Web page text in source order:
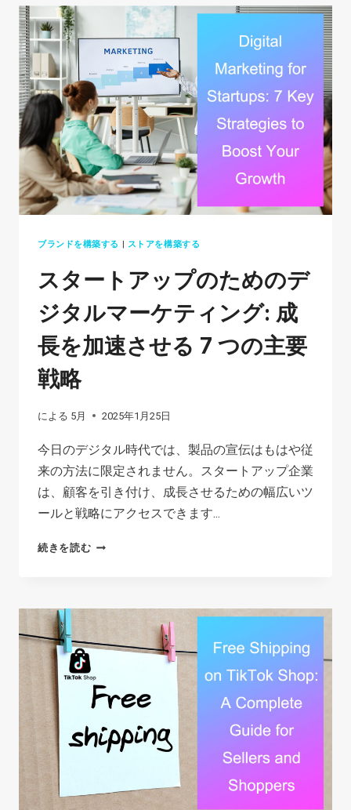
COMPREHENSIVE
(2026)
ブランドを構築する | ストアを構築する
スタートアップのためのデ
ジタルマーケティング: 成
長を加速させる 7 つの主要
戦略
による 5月 2025年1月25日
今日のデジタル時代では、製品の宣伝はもはや従
来の方法に限定されません。スタートアップ企業
は、顧客を引き付け、成長させるための幅広いツ
ールと戦略にアクセスできます...
続きを読むス
ト
ッ
プ
の
め
ジ